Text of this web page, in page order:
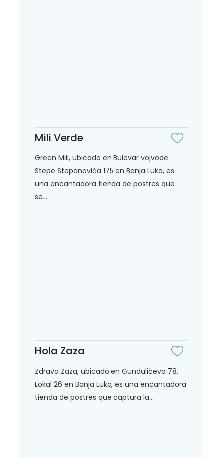
Mili Verde
Green Mili, ubicado en Bulevar vojvode
Stepe Stepanovića 175 en Banja Luka, es
una encantadora tienda de postres que
se...
Hola Zaza
Zdravo Zaza, ubicado en Gundulićeva 78,
Lokal 26 en Banja Luka, es una encantadora
tienda de postres que captura la...